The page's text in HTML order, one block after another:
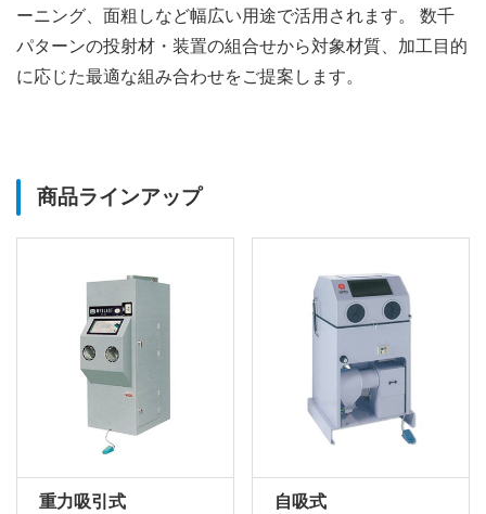
ーニング、面粗しなど幅広い用途で活用されます。 数千
パターンの投射材・装置の組合せから対象材質、加工目的
に応じた最適な組み合わせをご提案します。
商品ラインアップ
重力吸引式 自吸式